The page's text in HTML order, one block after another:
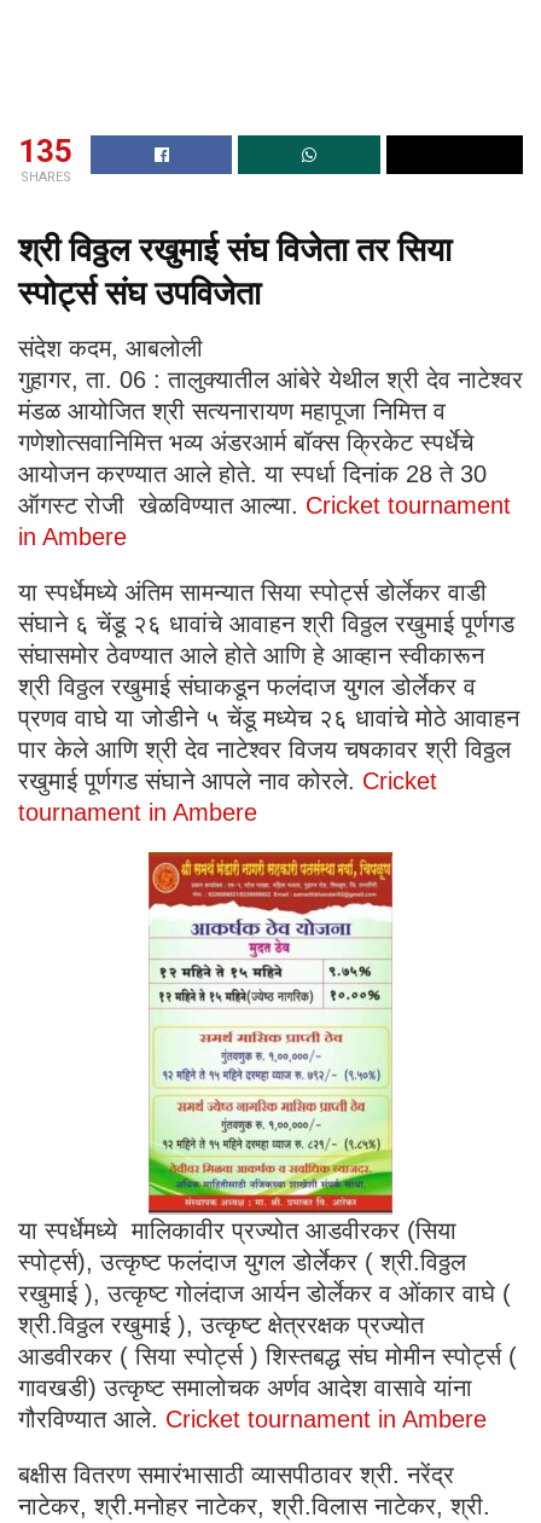
135
SHARES
श्री विठ्ठल रखुमाई संघ विजेता तर सिया
स्पोर्ट्स संघ उपविजेता
संदेश कदम, आबलोली
गुहागर, ता. 06 : तालुक्यातील आंबेरे येथील श्री देव नाटेश्वर
मंडळ आयोजित श्री सत्यनारायण महापूजा निमित्त व
गणेशोत्सवानिमित्त भव्य अंडरआर्म बॉक्स क्रिकेट स्पर्धेचे
आयोजन करण्यात आले होते. या स्पर्धा दिनांक 28 ते 30
ऑगस्ट रोजी खेळविण्यात आल्या. Cricket tournament
in Ambere
या स्पर्धेमध्ये अंतिम सामन्यात सिया स्पोर्ट्स डोर्लेकर वाडी
संघाने ६ चेंडू २६ धावांचे आवाहन श्री विठ्ठल रखुमाई पूर्णगड
संघासमोर ठेवण्यात आले होते आणि हे आव्हान स्वीकारून
श्री विठ्ठल रखुमाई संघाकडून फलंदाज युगल डोर्लेकर व
प्रणव वाघे या जोडीने ५ चेंडू मध्येच २६ धावांचे मोठे आवाहन
पार केले आणि श्री देव नाटेश्वर विजय चषकावर श्री विठ्ठल
रखुमाई पूर्णगड संघाने आपले नाव कोरले. Cricket
tournament in Ambere
या स्पर्धेमध्ये मालिकावीर प्रज्योत आडवीरकर (सिया
स्पोर्ट्स), उत्कृष्ट फलंदाज युगल डोर्लेकर ( श्री.विठ्ठल
रखुमाई ), उत्कृष्ट गोलंदाज आर्यन डोर्लेकर व ओंकार वाघे (
श्री.विठ्ठल रखुमाई ), उत्कृष्ट क्षेत्ररक्षक प्रज्योत
आडवीरकर ( सिया स्पोर्ट्स ) शिस्तबद्ध संघ मोमीन स्पोर्ट्स (
गावखडी) उत्कृष्ट समालोचक अर्णव आदेश वासावे यांना
गौरविण्यात आले. Cricket tournament in Ambere
बक्षीस वितरण समारंभासाठी व्यासपीठावर श्री. नरेंद्र
नाटेकर, श्री.मनोहर नाटेकर, श्री.विलास नाटेकर, श्री.